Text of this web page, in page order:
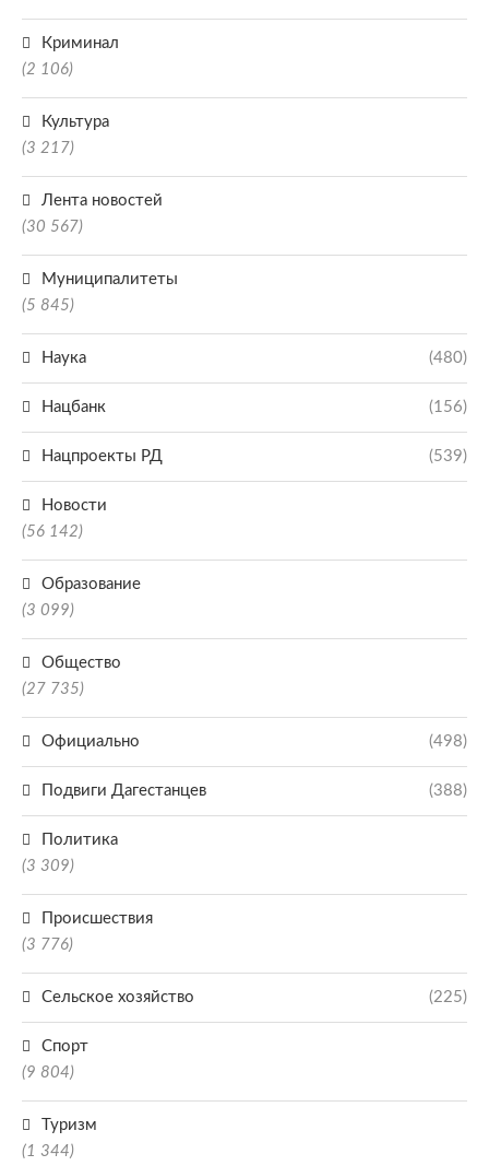
Криминал
(2 106)
Культура
(3 217)
Лента новостей
(30 567)
Муниципалитеты
(5 845)
Наука (480)
Нацбанк (156)
Нацпроекты РД (539)
Новости
(56 142)
Образование
(3 099)
Общество
(27 735)
Официально (498)
Подвиги Дагестанцев (388)
Политика
(3 309)
Происшествия
(3 776)
Сельское хозяйство (225)
Спорт
(9 804)
Туризм
(1 344)